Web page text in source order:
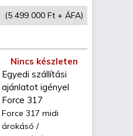
(5 499 000 Ft + ÁFA)
Nincs készleten
Egyedi szállítási
ajánlatot igényel
Force 317
Force 317 midi
árokásó /